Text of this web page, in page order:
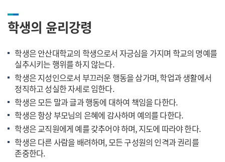
학생의 윤리강령
학생은 안산대학교의 학생으로서 자긍심을 가지며 학교의 명예를
실추시키는 행위를 하지 않는다.
학생은 지성인으로서 부끄러운 행동을 삼가며, 학업과 생활에서
정직하고 성실한 자세로 임한다.
학생은 모든 말과 글과 행동에 대하여 책임을 다한다.
학생은 항상 부모님의 은혜에 감사하며 예의를 다한다.
학생은 교직원에게 예를 갖추어야 하며, 지도에 따라야 한다.
학생은 다른 사람을 배려하며, 모든 구성원의 인격과 권리를
존중한다.